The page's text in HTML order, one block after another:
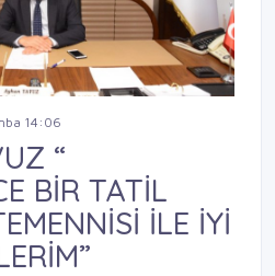
14:06
“
BİR TATİL
İLE İYİ